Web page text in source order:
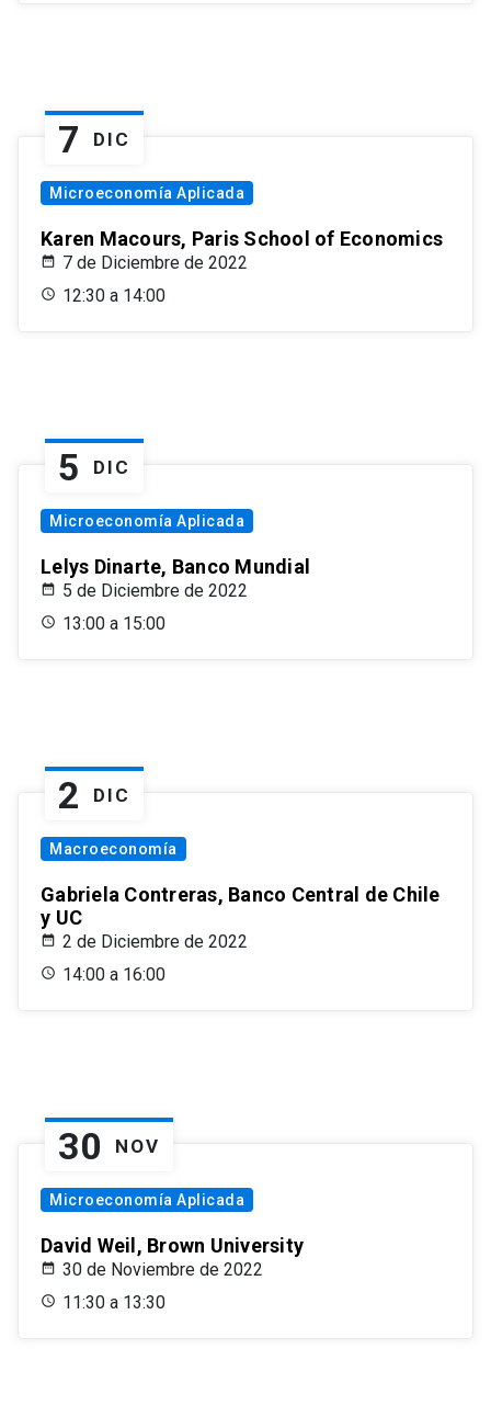
7 DIC
Microeconomía Aplicada
Karen Macours, Paris School of Economics
7 de Diciembre de 2022
12:30 a 14:00
5 DIC
Microeconomía Aplicada
Lelys Dinarte, Banco Mundial
5 de Diciembre de 2022
13:00 a 15:00
2 DIC
Macroeconomía
Gabriela Contreras, Banco Central de Chile
y UC
2 de Diciembre de 2022
14:00 a 16:00
30 NOV
Microeconomía Aplicada
David Weil, Brown University
30 de Noviembre de 2022
11:30 a 13:30